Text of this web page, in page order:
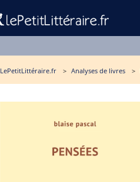
LePetitLittéraire.fr Analyses de livres